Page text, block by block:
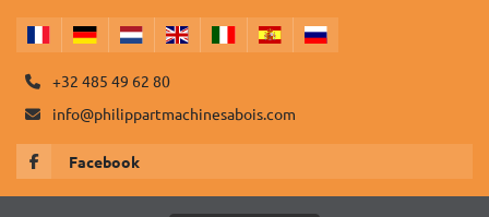
+32 485 49 62 80
info@philippartmachinesabois.com
Facebook